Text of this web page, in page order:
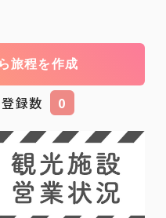
旅程を作成
録数 0